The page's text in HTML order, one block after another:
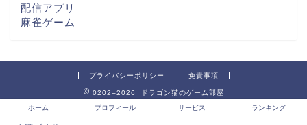
配信アプリ
麻雀ゲーム
プライバシーポリシー 免責事項
0202–2026 ドラゴン猫のゲーム部屋
ホーム プロフィール サービス ランキング